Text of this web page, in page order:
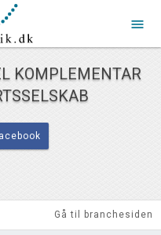
menu
KOMPLEMENTAR
Gå til branchesiden